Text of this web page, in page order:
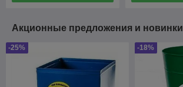
Акционные предложения и новинки
-25% -18%